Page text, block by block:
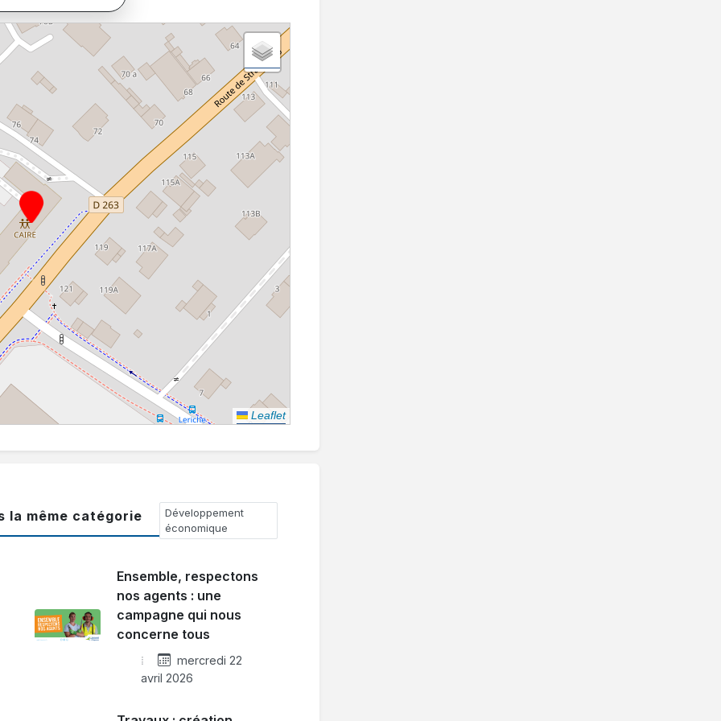
Leaflet
même catégorie
Développement
économique
Ensemble, respectons
nos agents : une
campagne qui nous
concerne tous
mercredi 22
avril 2026